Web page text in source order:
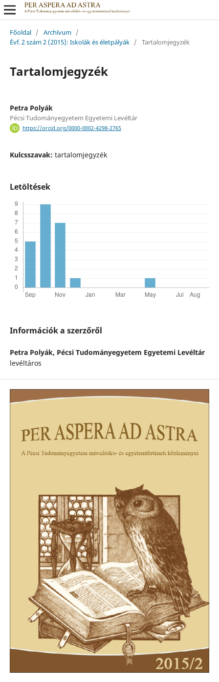
Főoldal / Archívum /
Évf. 2 szám 2 (2015): Iskolák és életpályák / Tartalomjegyzék
Tartalomjegyzék
Petra Polyák
Pécsi Tudományegyetem Egyetemi Levéltár
https://orcid.org/0000-0002-4298-2765
Kulcsszavak: tartalomjegyzék
Letöltések
Információk a szerzőről
Petra Polyák, Pécsi Tudományegyetem Egyetemi Levéltár
levéltáros